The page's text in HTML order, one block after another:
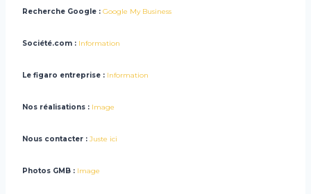
Recherche Google : Google My Business
Société.com : Information
Le figaro entreprise : Information
Nos réalisations : Image
Nous contacter : Juste ici
Photos GMB : Image